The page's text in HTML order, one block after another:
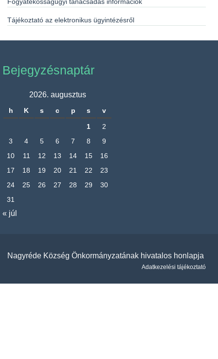
Tájékoztató az elektronikus ügyintézésről
Bejegyzésnaptár
2026. augusztus
h K s c p s v
1
2
3
4 5 6 7 8
9
10
11 12 13 14 15
16
17
18 19 20 21 22
23
24
25 26 27 28 29
30
31
« júl
Nagyréde Község Önkormányzatának hivatalos honlapja
Adatkezelési tájékoztató